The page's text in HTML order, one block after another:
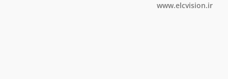
www.elcvision.ir